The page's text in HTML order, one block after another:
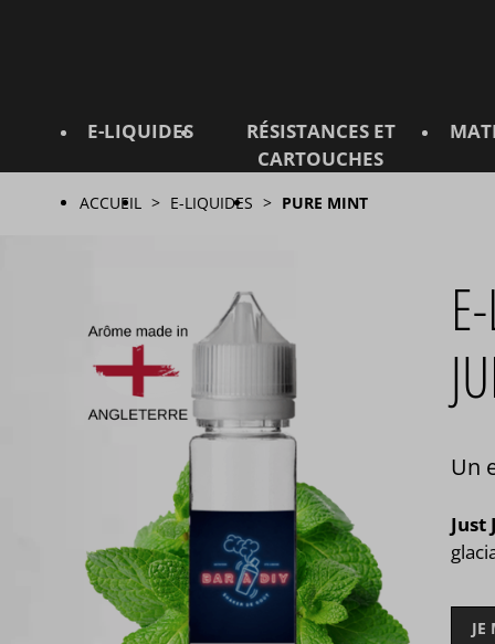
E-LIQUIDES
RÉSISTANCES ET
CARTOUCHES
ACCUEIL E-LIQUIDES PURE MINT
Un
Just
JE